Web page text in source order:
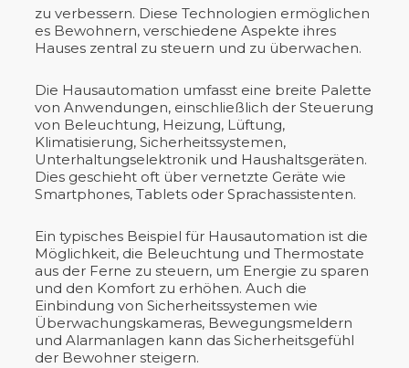
zu verbessern. Diese Technologien ermöglichen
es Bewohnern, verschiedene Aspekte ihres
Hauses zentral zu steuern und zu überwachen.
Die Hausautomation umfasst eine breite Palette
von Anwendungen, einschließlich der Steuerung
von Beleuchtung, Heizung, Lüftung,
Klimatisierung, Sicherheitssystemen,
Unterhaltungselektronik und Haushaltsgeräten.
Dies geschieht oft über vernetzte Geräte wie
Smartphones, Tablets oder Sprachassistenten.
Ein typisches Beispiel für Hausautomation ist die
Möglichkeit, die Beleuchtung und Thermostate
aus der Ferne zu steuern, um Energie zu sparen
und den Komfort zu erhöhen. Auch die
Einbindung von Sicherheitssystemen wie
Überwachungskameras, Bewegungsmeldern
und Alarmanlagen kann das Sicherheitsgefühl
der Bewohner steigern.